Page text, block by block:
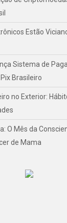
Estão
Sistema de
Brasileiro
no Exterior:
O Mês da
de Mama